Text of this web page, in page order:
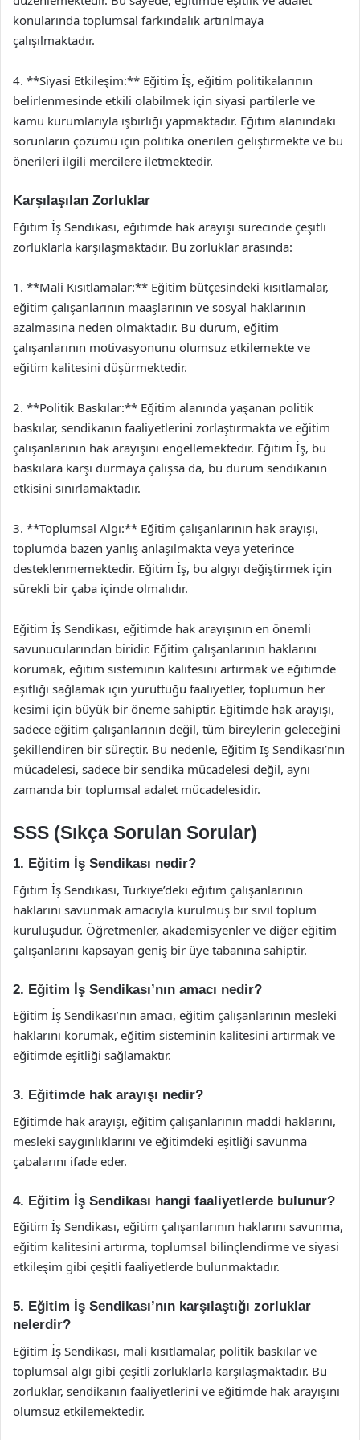
konularında toplumsal farkındalık artırılmaya
çalışılmaktadır.
4. **Siyasi Etkileşim:** Eğitim İş, eğitim politikalarının
belirlenmesinde etkili olabilmek için siyasi partilerle ve
kamu kurumlarıyla işbirliği yapmaktadır. Eğitim alanındaki
sorunların çözümü için politika önerileri geliştirmekte ve bu
önerileri ilgili mercilere iletmektedir.
Karşılaşılan Zorluklar
Eğitim İş Sendikası, eğitimde hak arayışı sürecinde çeşitli
zorluklarla karşılaşmaktadır. Bu zorluklar arasında:
1. **Mali Kısıtlamalar:** Eğitim bütçesindeki kısıtlamalar,
eğitim çalışanlarının maaşlarının ve sosyal haklarının
azalmasına neden olmaktadır. Bu durum, eğitim
çalışanlarının motivasyonunu olumsuz etkilemekte ve
eğitim kalitesini düşürmektedir.
2. **Politik Baskılar:** Eğitim alanında yaşanan politik
baskılar, sendikanın faaliyetlerini zorlaştırmakta ve eğitim
çalışanlarının hak arayışını engellemektedir. Eğitim İş, bu
baskılara karşı durmaya çalışsa da, bu durum sendikanın
etkisini sınırlamaktadır.
3. **Toplumsal Algı:** Eğitim çalışanlarının hak arayışı,
toplumda bazen yanlış anlaşılmakta veya yeterince
desteklenmemektedir. Eğitim İş, bu algıyı değiştirmek için
sürekli bir çaba içinde olmalıdır.
Eğitim İş Sendikası, eğitimde hak arayışının en önemli
savunucularından biridir. Eğitim çalışanlarının haklarını
korumak, eğitim sisteminin kalitesini artırmak ve eğitimde
eşitliği sağlamak için yürüttüğü faaliyetler, toplumun her
kesimi için büyük bir öneme sahiptir. Eğitimde hak arayışı,
sadece eğitim çalışanlarının değil, tüm bireylerin geleceğini
şekillendiren bir süreçtir. Bu nedenle, Eğitim İş Sendikası’nın
mücadelesi, sadece bir sendika mücadelesi değil, aynı
zamanda bir toplumsal adalet mücadelesidir.
SSS (Sıkça Sorulan Sorular)
1. Eğitim İş Sendikası nedir?
Eğitim İş Sendikası, Türkiye’deki eğitim çalışanlarının
haklarını savunmak amacıyla kurulmuş bir sivil toplum
kuruluşudur. Öğretmenler, akademisyenler ve diğer eğitim
çalışanlarını kapsayan geniş bir üye tabanına sahiptir.
2. Eğitim İş Sendikası’nın amacı nedir?
Eğitim İş Sendikası’nın amacı, eğitim çalışanlarının mesleki
haklarını korumak, eğitim sisteminin kalitesini artırmak ve
eğitimde eşitliği sağlamaktır.
3. Eğitimde hak arayışı nedir?
Eğitimde hak arayışı, eğitim çalışanlarının maddi haklarını,
mesleki saygınlıklarını ve eğitimdeki eşitliği savunma
çabalarını ifade eder.
4. Eğitim İş Sendikası hangi faaliyetlerde bulunur?
Eğitim İş Sendikası, eğitim çalışanlarının haklarını savunma,
eğitim kalitesini artırma, toplumsal bilinçlendirme ve siyasi
etkileşim gibi çeşitli faaliyetlerde bulunmaktadır.
5. Eğitim İş Sendikası’nın karşılaştığı zorluklar
nelerdir?
Eğitim İş Sendikası, mali kısıtlamalar, politik baskılar ve
toplumsal algı gibi çeşitli zorluklarla karşılaşmaktadır. Bu
zorluklar, sendikanın faaliyetlerini ve eğitimde hak arayışını
olumsuz etkilemektedir.